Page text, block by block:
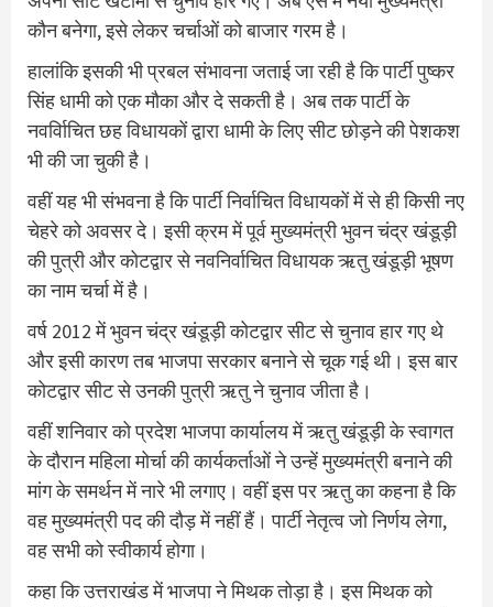
कौन बनेगा, इसे लेकर चर्चाओं को बाजार गरम है।
हालांकि इसकी भी प्रबल संभावना जताई जा रही है कि पार्टी पुष्‍कर
सिंह धामी को एक मौका और दे सकती है। अब तक पार्टी के
नवर्विाचित छह विधायकों द्वारा धामी के लिए सीट छोड़ने की पेशकश
भी की जा चुकी है।
वहीं यह भी संभवना है कि पार्टी निर्वाचित विधायकों में से ही किसी नए
चेहरे को अवसर दे। इसी क्रम में पूर्व मुख्यमंत्री भुवन चंद्र खंडूड़ी
की पुत्री और कोटद्वार से नवनिर्वाचित विधायक ऋतु खंडूड़ी भूषण
का नाम चर्चा में है।
वर्ष 2012 में भुवन चंद्र खंडूड़ी कोटद्वार सीट से चुनाव हार गए थे
और इसी कारण तब भाजपा सरकार बनाने से चूक गई थी। इस बार
कोटद्वार सीट से उनकी पुत्री ऋतु ने चुनाव जीता है।
वहीं शनिवार को प्रदेश भाजपा कार्यालय में ऋतु खंडूड़ी के स्वागत
के दौरान महिला मोर्चा की कार्यकर्ताओं ने उन्हें मुख्यमंत्री बनाने की
मांग के समर्थन में नारे भी लगाए। वहीं इस पर ऋतु का कहना है कि
वह मुख्यमंत्री पद की दौड़ में नहीं हैं। पार्टी नेतृत्व जो निर्णय लेगा,
वह सभी को स्वीकार्य होगा।
कहा कि उत्तराखंड में भाजपा ने मिथक तोड़ा है। इस मिथक को